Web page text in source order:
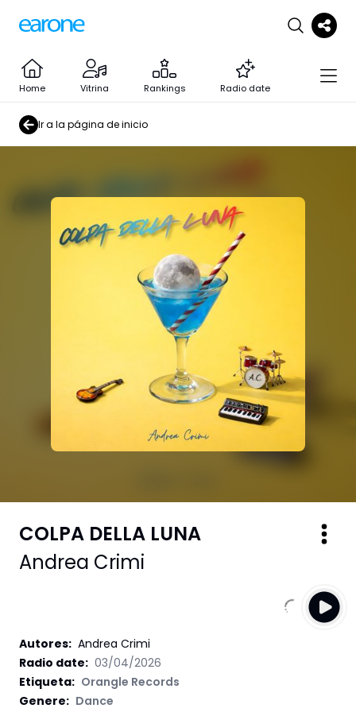
Home Vitrina Rankings Radio date
Ir a la página de inicio
COLPA DELLA LUNA
Andrea Crimi
Autores: Andrea Crimi
Radio date: 03/04/2026
Etiqueta: Orangle Records
Genere: Dance